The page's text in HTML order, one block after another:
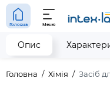
Головна Меню
Головна Хімія Засіб
Опис